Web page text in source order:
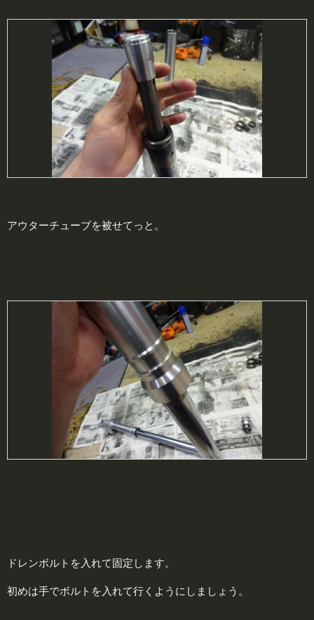
アウターチューブを被せてっと。
ドレンボルトを入れて固定します。
初めは手でボルトを入れて行くようにしましょう。